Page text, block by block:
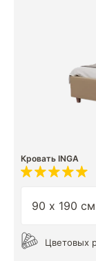
Кровать INGA
Цветовых